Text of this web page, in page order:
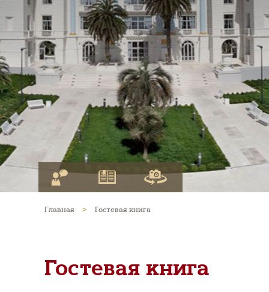
Главная > Гостевая книга
Гостевая книга